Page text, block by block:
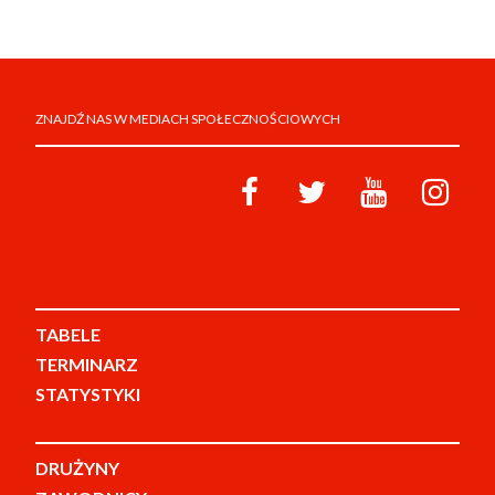
ZNAJDŹ NAS W MEDIACH SPOŁECZNOŚCIOWYCH
TABELE
TERMINARZ
STATYSTYKI
DRUŻYNY